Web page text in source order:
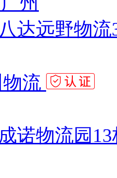
达远野物流
流
诺物流园